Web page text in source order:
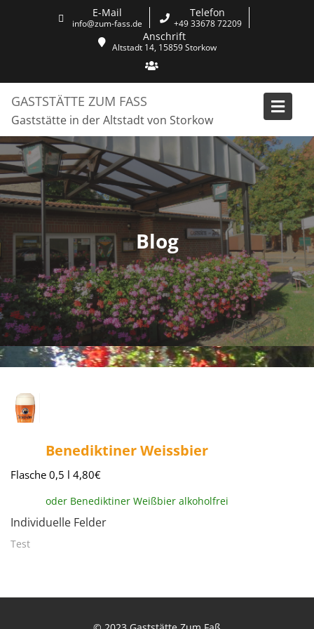
E-Mail
info@zum-fass.de
Telefon
+49 33678 72209
Anschrift
Altstadt 14, 15859 Storkow
GASTSTÄTTE ZUM FASS
Gaststätte in der Altstadt von Storkow
Blog
Benediktiner Weissbier
Flasche 0,5 l 4,80€
oder Benediktiner Weißbier alkoholfrei
Individuelle Felder
Test